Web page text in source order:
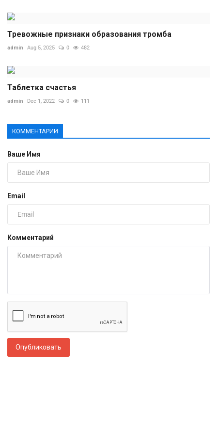
Тревожные признаки образования тромба
admin Aug 5, 2025 0 482
Таблетка счастья
admin Dec 1, 2022 0 111
КОММЕНТАРИИ
Ваше Имя
Email
Комментарий
Опубликовать